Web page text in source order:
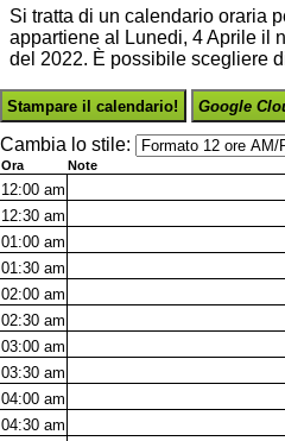
Si tratta di un calendario oraria
appartiene al Lunedi, 4 Aprile il
del 2022. È possibile scegliere
Stampare il calendario! Google
Cambia lo stile:
Ora Note
12:00 am
12:30 am
01:00 am
01:30 am
02:00 am
02:30 am
03:00 am
03:30 am
04:00 am
04:30 am